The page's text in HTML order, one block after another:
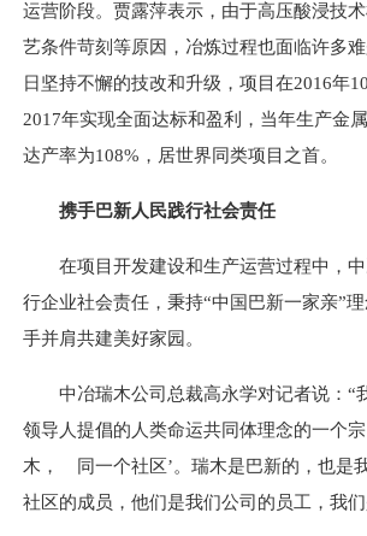
运营阶段。贾露萍表示，由于高压酸浸技
艺条件苛刻等原因，冶炼过程也面临许多
日坚持不懈的技改和升级，项目在2016年
2017年实现全面达标和盈利，当年生产金
达产率为108%，居世界同类项目之首。
携手巴新人民践行社会责任
在项目开发建设和生产运营过程中，中
行企业社会责任，秉持“中国巴新一家亲”
手并肩共建美好家园。
中冶瑞木公司总裁高永学对记者说：“
领导人提倡的人类命运共同体理念的一个
木， 同一个社区’。瑞木是巴新的，也是
社区的成员，他们是我们公司的员工，我